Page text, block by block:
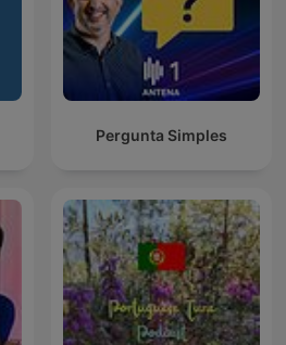
Pergunta Simples